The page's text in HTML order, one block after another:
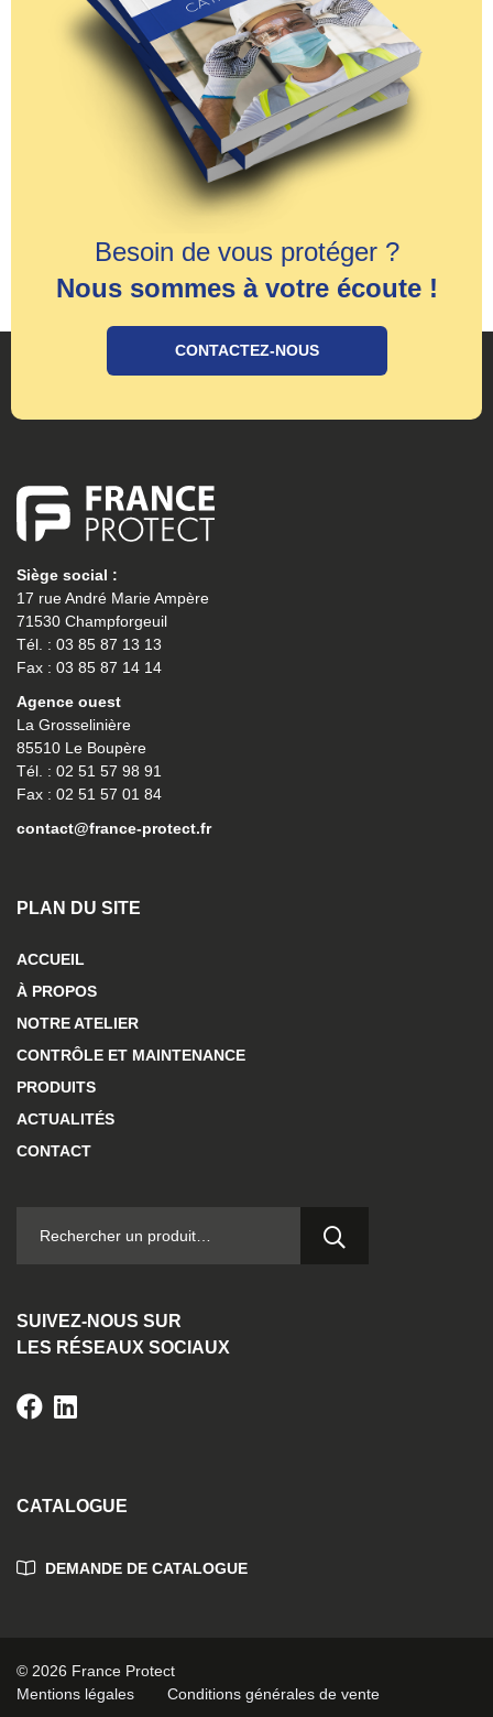
Besoin de vous protéger ?
Nous sommes à votre écoute !
CONTACTEZ-NOUS
Siège social :
17 rue André Marie Ampère
71530 Champforgeuil
Tél. : 03 85 87 13 13
Fax : 03 85 87 14 14
Agence ouest
La Grosselinière
85510 Le Boupère
Tél. : 02 51 57 98 91
Fax : 02 51 57 01 84
contact@france-protect.fr
PLAN DU SITE
ACCUEIL
À PROPOS
NOTRE ATELIER
CONTRÔLE ET MAINTENANCE
PRODUITS
ACTUALITÉS
CONTACT
SUIVEZ-NOUS SUR
LES RÉSEAUX SOCIAUX
CATALOGUE
DEMANDE DE CATALOGUE
© 2026 France Protect
Mentions légales
Conditions générales de vente